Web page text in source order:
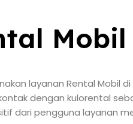
layanan Rental Mobil
dengan kulorental
dari pengguna layanan